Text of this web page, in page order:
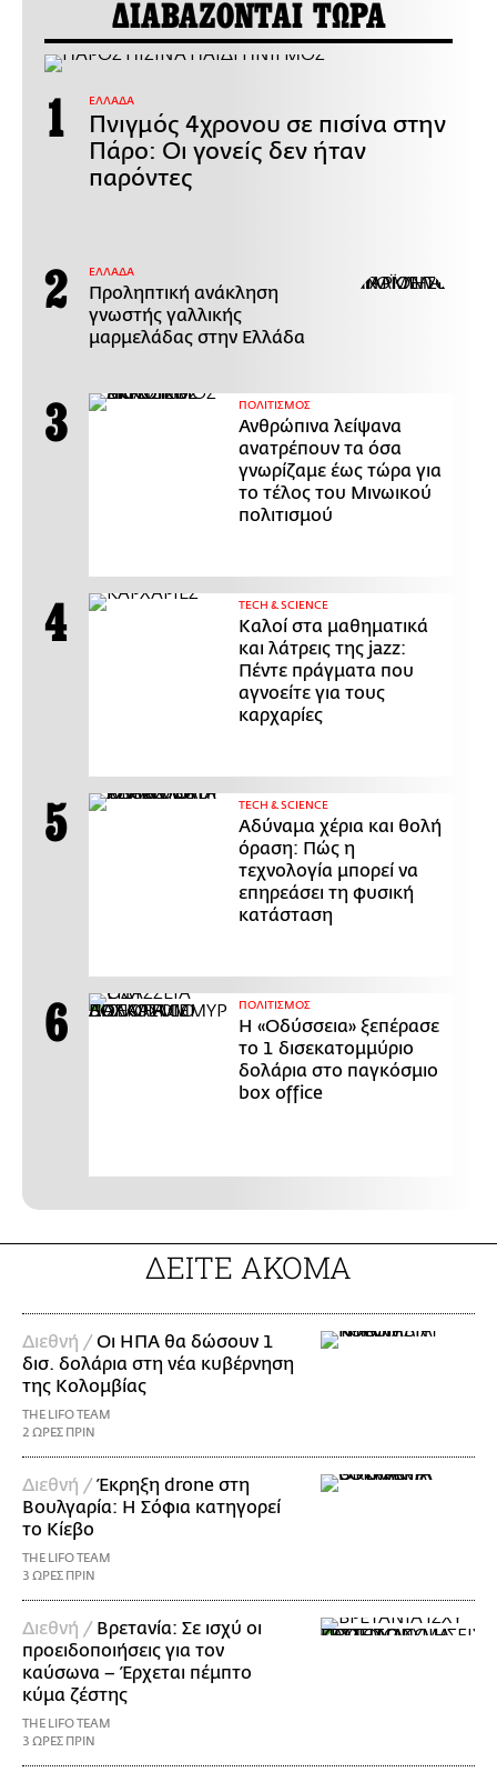
ΔΙΑΒΑΖΟΝΤΑΙ ΤΩΡΑ
ΕΛΛΑΔΑ
Πνιγμός 4χρονου σε πισίνα στην
Πάρο: Οι γονείς δεν ήταν
παρόντες
ΕΛΛΑΔΑ
Προληπτική ανάκληση
γνωστής γαλλικής
μαρμελάδας στην Ελλάδα
ΠΟΛΙΤΙΣΜΟΣ
Ανθρώπινα λείψανα
ανατρέπουν τα όσα
γνωρίζαμε έως τώρα για
το τέλος του Μινωικού
πολιτισμού
ΤECH & SCIENCE
Καλοί στα μαθηματικά
και λάτρεις της jazz:
Πέντε πράγματα που
αγνοείτε για τους
καρχαρίες
ΤECH & SCIENCE
Αδύναμα χέρια και θολή
όραση: Πώς η
τεχνολογία μπορεί να
επηρεάσει τη φυσική
κατάσταση
ΠΟΛΙΤΙΣΜΟΣ
Η «Οδύσσεια» ξεπέρασε
το 1 δισεκατομμύριο
δολάρια στο παγκόσμιο
box office
ΔΕΙΤΕ ΑΚΟΜΑ
Διεθνή /Οι ΗΠΑ θα δώσουν 1
δισ. δολάρια στη νέα κυβέρνηση
της Κολομβίας
THE LIFO TEAM
2 ΩΡΕΣ ΠΡΙΝ
Διεθνή /Έκρηξη drone στη
Βουλγαρία: Η Σόφια κατηγορεί
το Κίεβο
THE LIFO TEAM
3 ΩΡΕΣ ΠΡΙΝ
Διεθνή / Βρετανία: Σε ισχύ οι
προειδοποιήσεις για τον
καύσωνα – Έρχεται πέμπτο
κύμα ζέστης
THE LIFO TEAM
3 ΩΡΕΣ ΠΡΙΝ